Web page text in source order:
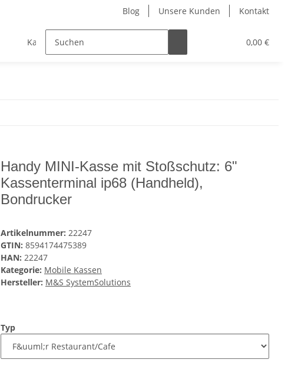
Blog Unsere Kunden Kontakt
0,00 €
Kassen-Zubehör Elektronik
Handy MINI-Kasse mit Stoßschutz: 6"
Kassenterminal ip68 (Handheld),
Bondrucker
Artikelnummer: 22247
GTIN: 8594174475389
HAN: 22247
Kategorie: Mobile Kassen
Hersteller: M&S SystemSolutions
Typ